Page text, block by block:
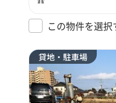
この物件を選択
貸地・駐車場